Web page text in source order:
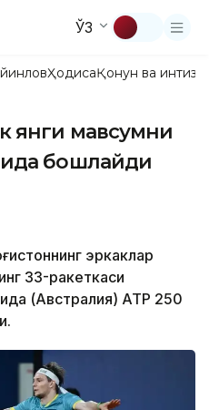
ЎЗ
ҲодисаҚонун ва
янги мавсумни
бошлайди
эркаклар
33-ракеткаси
(Австралия) АТP 250